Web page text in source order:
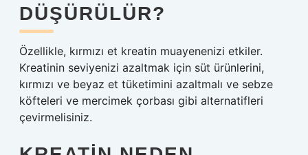
DÜŞÜRÜLÜR?
Özellikle, kırmızı et kreatin muayenenizi etkiler.
Kreatinin seviyenizi azaltmak için süt ürünlerini,
kırmızı ve beyaz et tüketimini azaltmalı ve sebze
köfteleri ve mercimek çorbası gibi alternatifleri
çevirmelisiniz.